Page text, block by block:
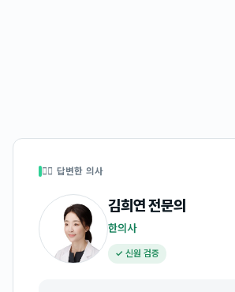
👩‍⚕️ 답변한 의사
김희연전문의
한의사
✓ 신원 검증